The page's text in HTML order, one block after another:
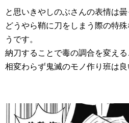
と思いきやしのぶさんの表情は曇
どうやら鞘に刀をしまう際の特
うです。
納刀することで毒の調合を変える
相変わらず鬼滅のモノ作り班は良